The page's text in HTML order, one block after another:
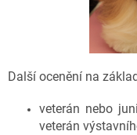
Další ocenění na
veterán nebo
veterán